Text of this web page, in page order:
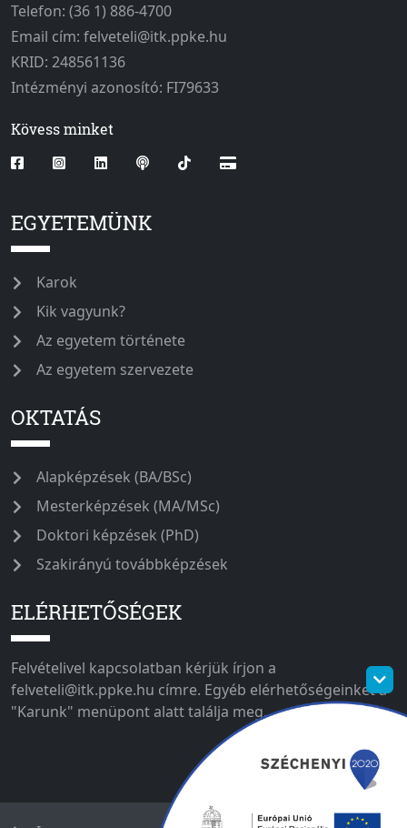
Telefon: (36 1) 886-4700
Email cím: felveteli@itk.ppke.hu
KRID: 248561136
Intézményi azonosító: FI79633
Kövess minket
EGYETEMÜNK
Karok
Kik vagyunk?
Az egyetem története
Az egyetem szervezete
OKTATÁS
Alapképzések (BA/BSc)
Mesterképzések (MA/MSc)
Doktori képzések (PhD)
Szakirányú továbbképzések
ELÉRHETŐSÉGEK
Felvételivel kapcsolatban kérjük írjon a
felveteli@itk.ppke.hu címre. Egyéb elérhetőségeinket a
"Karunk" menüpont alatt találja meg.